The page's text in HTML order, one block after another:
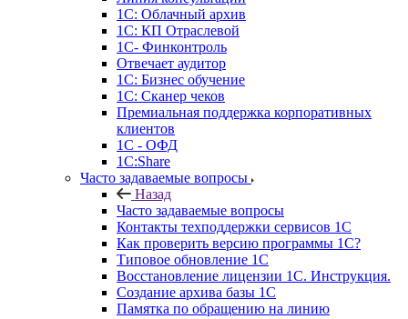
1С: Облачный архив
1С: КП Отраслевой
1С- Финконтроль
Отвечает аудитор
1С: Бизнес обучение
1С: Сканер чеков
Премиальная поддержка корпоративных
клиентов
1С - ОФД
1С:Share
Часто задаваемые вопросы
Назад
Часто задаваемые вопросы
Контакты техподдержки сервисов 1С
Как проверить версию программы 1С?
Типовое обновление 1С
Восстановление лицензии 1С. Инструкция.
Создание архива базы 1С
Памятка по обращению на линию